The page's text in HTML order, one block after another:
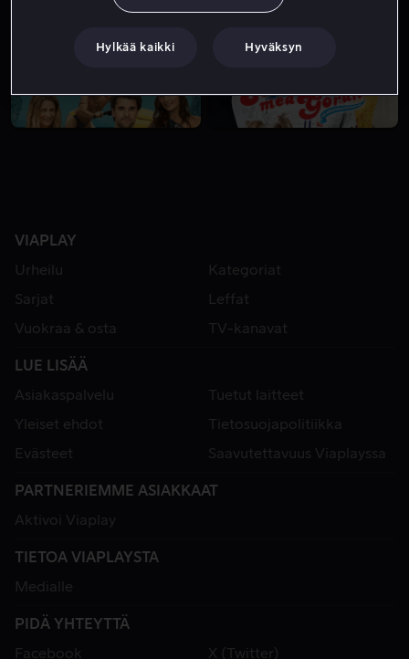
VIAPLAY
Urheilu
Kategoriat
Sarjat
Leffat
Vuokraa & osta
TV-kanavat
LUE LISÄÄ
Asiakaspalvelu
Tuetut laitteet
Yleiset ehdot
Tietosuojapolitiikka
Evästeet
Saavutettavuus Viaplayssa
PARTNERIEMME ASIAKKAAT
Aktivoi Viaplay
TIETOA VIAPLAYSTA
Medialle
PIDÄ YHTEYTTÄ
Facebook
X (Twitter)
Hylkää kaikki Hyväksyn